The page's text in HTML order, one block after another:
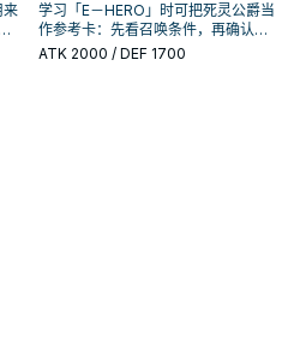
来
学习「E－HERO」时可把死灵公爵当
作参考卡：先看召唤条件，再确认它
是起手、展开还是收益卡。
ATK 2000 / DEF 1700